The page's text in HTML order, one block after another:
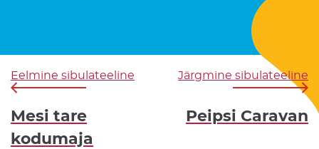
Eelmine sibulateeline
Mesi tare
kodumaja
Järgmine sibulateeline
Peipsi Caravan